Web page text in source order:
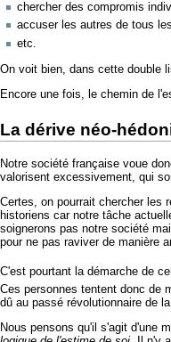
chercher des compromis
accuser les autres de tous
etc.
On voit bien, dans cette double
Encore une fois, le chemin de
La dérive néo-
Notre société française voue
valorisent excessivement, qui
Certes, on pourrait chercher les
historiens car notre tâche
soignerons pas notre société
pour ne pas raviver de manière
C'est pourtant la démarche de
Ces personnes tentent donc de
dû au passé révolutionnaire de
Nous pensons qu'il s'agit d'une